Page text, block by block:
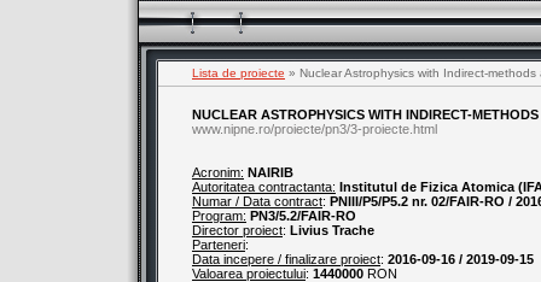
Lista de proiecte » Nuclear Astrophysics with Indirect-
NUCLEAR ASTROPHYSICS WITH INDIRECT-
www.nipne.ro/proiecte/pn3/3-proiecte.html
Acronim: NAIRIB
Autoritatea contractanta: Institutul de Fizica Atomica
Numar / Data contract: PNIII/P5/P5.2 nr. 02/FAIR-RO /
Program: PN3/5.2/FAIR-RO
Director proiect: Livius Trache
Parteneri:
Data incepere / finalizare proiect: 2016-09-16 / 2019-09-15
Valoarea proiectului: 1440000 RON